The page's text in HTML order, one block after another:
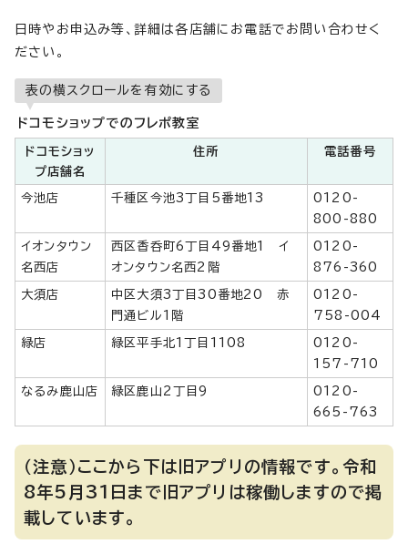
日時やお申込み等、詳細は各店舗にお電話でお問い合わせく
ださい。
表の横スクロールを有効にする
ドコモショップでのフレポ教室
ドコモショッ
プ店舗名
住所 電話番号
今池店 千種区今池3丁目5番地13
0120-
800-880
イオンタウン
名西店
西区香呑町6丁目49番地1 イ
オンタウン名西2階
0120-
876-360
大須店
中区大須3丁目30番地20 赤
門通ビル1階
0120-
758-004
緑店 緑区平手北1丁目1108
0120-
157-710
なるみ鹿山店 緑区鹿山2丁目9
0120-
665-763
（注意）ここから下は旧アプリの情報です。令和
8年5月31日まで旧アプリは稼働しますので掲
載しています。